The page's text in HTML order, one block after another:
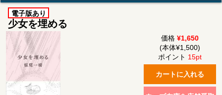
電子版あり
少女を埋める
価格 ¥1,650
(本体¥1,500)
ポイント 15pt